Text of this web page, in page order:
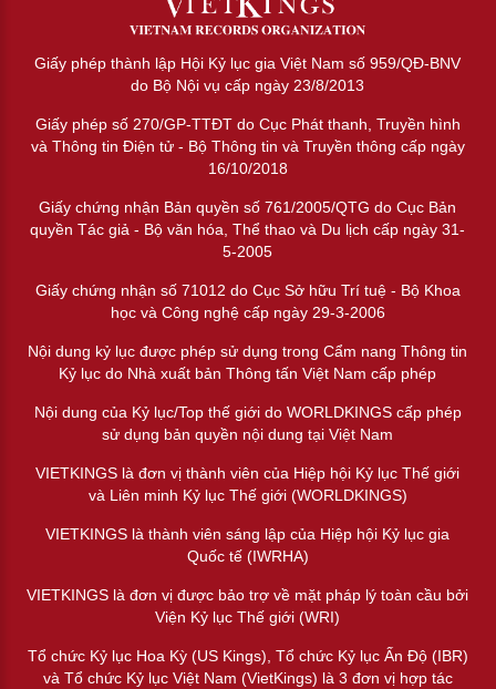
Giấy phép thành lập Hội Kỷ lục gia Việt Nam số 959/QĐ-BNV
do Bộ Nội vụ cấp ngày 23/8/2013
Giấy phép số 270/GP-TTĐT do Cục Phát thanh, Truyền hình
và Thông tin Điện tử - Bộ Thông tin và Truyền thông cấp ngày
16/10/2018
Giấy chứng nhận Bản quyền số 761/2005/QTG do Cục Bản
quyền Tác giả - Bộ văn hóa, Thể thao và Du lịch cấp ngày 31-
5-2005
Giấy chứng nhận số 71012 do Cục Sở hữu Trí tuệ - Bộ Khoa
học và Công nghệ cấp ngày 29-3-2006
Nội dung kỷ lục được phép sử dụng trong Cẩm nang Thông tin
Kỷ lục do Nhà xuất bản Thông tấn Việt Nam cấp phép
Nội dung của Kỷ lục/Top thế giới do WORLDKINGS cấp phép
sử dụng bản quyền nội dung tại Việt Nam
VIETKINGS là đơn vị thành viên của Hiệp hội Kỷ lục Thế giới
và Liên minh Kỷ lục Thế giới (WORLDKINGS)
VIETKINGS là thành viên sáng lập của Hiệp hội Kỷ lục gia
Quốc tế (IWRHA)
VIETKINGS là đơn vị được bảo trợ về mặt pháp lý toàn cầu bởi
Viện Kỷ lục Thế giới (WRI)
Tổ chức Kỷ lục Hoa Kỳ (US Kings), Tổ chức Kỷ lục Ấn Độ (IBR)
và Tổ chức Kỷ lục Việt Nam (VietKings) là 3 đơn vị hợp tác